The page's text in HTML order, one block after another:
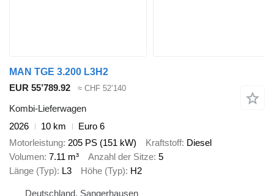
MAN TGE 3.200 L3H2
EUR 55’789.92
≈ CHF 52’140
Kombi-Lieferwagen
2026
10 km
Euro 6
Motorleistung 205 PS (151 kW) Kraftstoff Diesel
Volumen 7.11 m³ Anzahl der Sitze 5
Länge (Typ) L3 Höhe (Typ) H2
Deutschland, Sangerhausen